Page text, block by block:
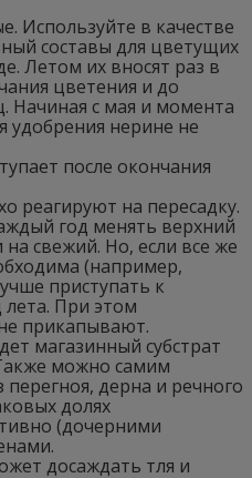
Используйте в качестве
составы для цветущих
Летом их вносят раз в
цветения и до
Начиная с мая и момента
удобрения нерине не
после окончания
реагируют на пересадку.
год менять верхний
свежий. Но, если все же
(например,
приступать к
При этом
прикапывают.
магазинный субстрат
можно самим
перегноя, дерна и речного
долях
(дочерними
досаждать тля и